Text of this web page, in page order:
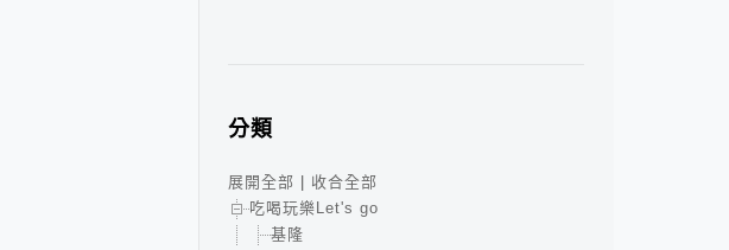
分類
展開全部
收合全部
吃喝玩樂Let's go
基隆